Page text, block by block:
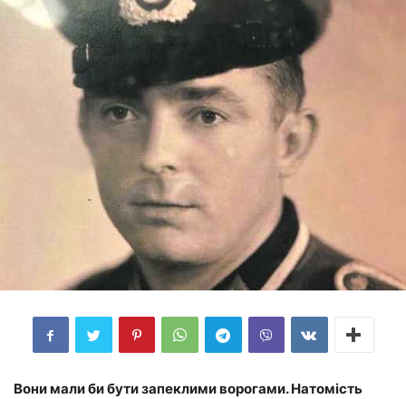
Вони мали би бути запеклими ворогами. Натомість